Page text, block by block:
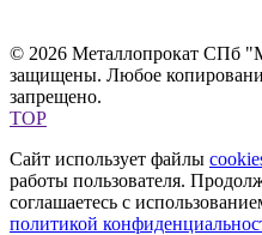
© 2026 Металлопрокат СПб
защищены. Любое
запрещено.
TOP
Сайт использует файлы
работы пользователя.
соглашаетесь с
политикой